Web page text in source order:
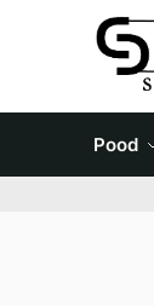
Pood